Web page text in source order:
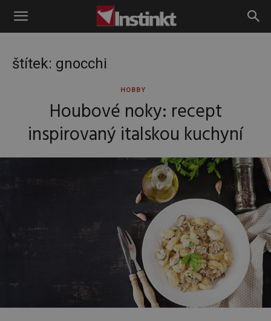
Instinkt
štítek: gnocchi
HOBBY
Houbové noky: recept
inspirovaný italskou kuchyní